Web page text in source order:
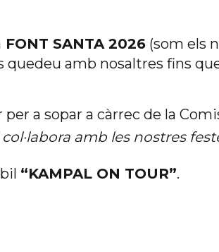
SANTA 2026 (som els
quedeu amb nosaltres fins
a sopar a càrrec de la
col·labora amb les nostres
“KAMPAL ON TOUR”.